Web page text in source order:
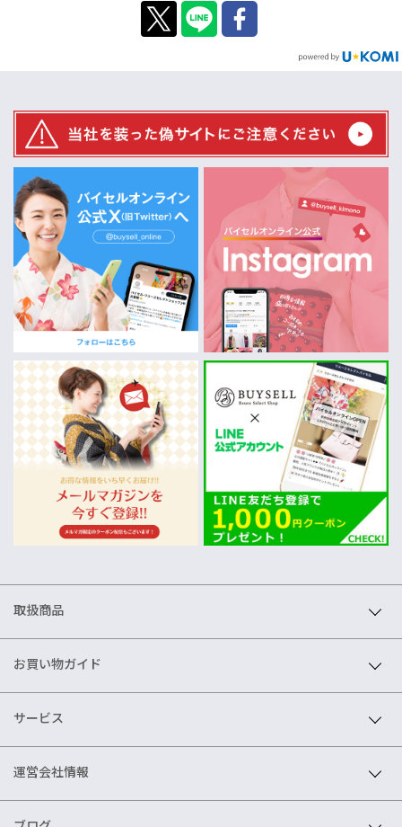
取扱商品
お買い物ガイド
サービス
運営会社情報